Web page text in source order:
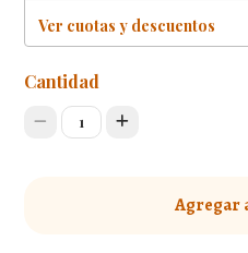
Ver cuotas y descuentos
Cantidad
1
Agregar